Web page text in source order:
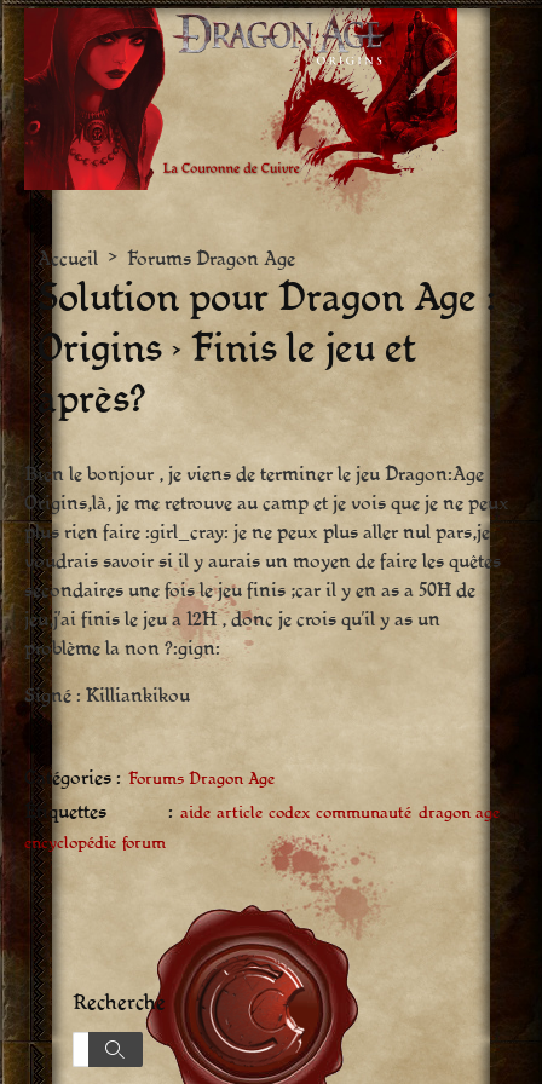
Aller
vers
le
contenu
Accueil > Forums Dragon Age
Solution pour Dragon Age :
Origins › Finis le jeu et
après?
Bien le bonjour , je viens de terminer le jeu Dragon:Age
Origins,là, je me retrouve au camp et je vois que je ne peux
plus rien faire :girl_cray: je ne peux plus aller nul pars,je
voudrais savoir si il y aurais un moyen de faire les quêtes
secondaires une fois le jeu finis ;car il y en as a 50H de
jeu,j’ai finis le jeu a 12H , donc je crois qu’il y as un
problème la non ?:gign:
Signé : Killiankikou
Catégories : Forums Dragon Age
Étiquettes : aide article codex communauté dragon age
encyclopédie forum
Recherche
Recherche
Recherche